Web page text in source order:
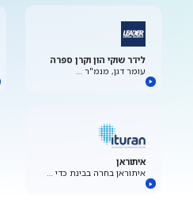
לידר שוקי הון וקרן ספרה
עומר דגן, מנמ"ר …
איתוראן
איתוראן בחרה בבינת כדי …